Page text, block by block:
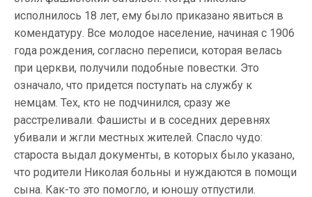
исполнилось 18 лет, ему было приказано явиться в
комендатуру. Все молодое население, начиная с 1906
года рождения, согласно переписи, которая велась
при церкви, получили подобные повестки. Это
означало, что придется поступать на службу к
немцам. Тех, кто не подчинился, сразу же
расстреливали. Фашисты и в соседних деревнях
убивали и жгли местных жителей. Спасло чудо:
староста выдал документы, в которых было указано,
что родители Николая больны и нуждаются в помощи
сына. Как-то это помогло, и юношу отпустили.